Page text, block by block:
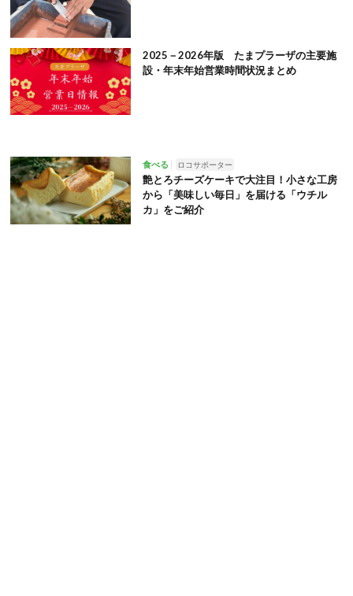
2025－2026年版 たまプラーザの主要施
設・年末年始営業時間状況まとめ
食べる ロコサポーター
艶とろチーズケーキで大注目！小さな工房
から「美味しい毎日」を届ける「ウチル
カ」をご紹介